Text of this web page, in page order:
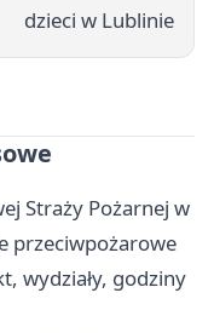
dzieci w Lublinie
Straży Pożarnej w
przeciwpożarowe
wydziały, godziny